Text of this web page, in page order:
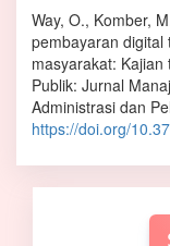
Way, O., Komber,
pembayaran digital
masyarakat:
Publik: Jurnal
Administrasi dan
https://doi.org/